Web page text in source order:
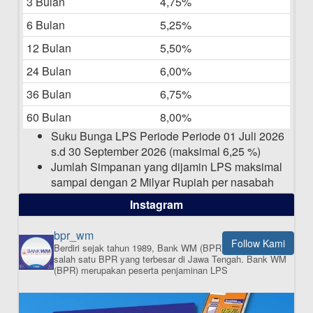
Laporan Keuangan Berkelanjutan
06-05-2025
Daftar Pemenang Undian TAMASHA
Bulan April 2025
15-04-2025
Pengumuman Nama Baru Perusahaan
6 Bulan
5,25%
12 Bulan
5,50%
24 Bulan
6,00%
36 Bulan
6,75%
60 Bulan
8,00%
Suku Bunga LPS Periode Periode 01 Juli 2026
s.d 30 September 2026 (maksimal 6,25 %)
Jumlah Simpanan yang dijamin LPS maksimal
sampai dengan 2 Milyar Rupiah per nasabah
dalam satu bank
ISI APLIKASI SEKARANG
Instagram
Follow Kami
bpr_wm
Berdiri sejak tahun 1989, Bank WM (BPR) merupakan
salah satu BPR yang terbesar di Jawa Tengah.Bank WM
(BPR) merupakan peserta penjaminan LPS